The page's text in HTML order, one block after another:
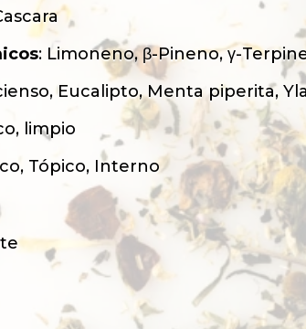
: Limoneno, β-Pineno, γ-
Eucalipto, Menta piperita,
limpio
Tópico, Interno